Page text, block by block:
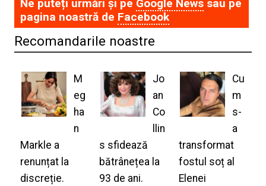
Ne puteți urmări și pe Google Newssau pe
pagina noastră de Facebook
Recomandarile noastre
M
eg
ha
n
Markle a
renunțat la
discreție.
Jo
an
Co
llin
s sfidează
bătrânețea la
93 de ani.
Cu
m
s-
a
transformat
fostul soț al
Elenei